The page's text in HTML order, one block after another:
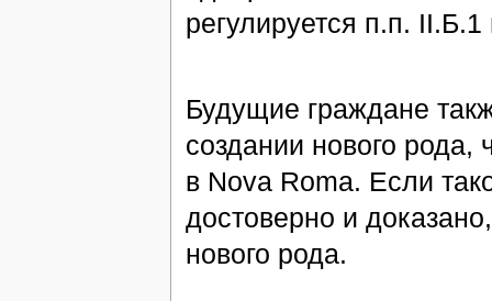
регулируется п.п.
Будущие граждане
создании нового рода,
в Nova Roma. Если
достоверно и
нового рода.